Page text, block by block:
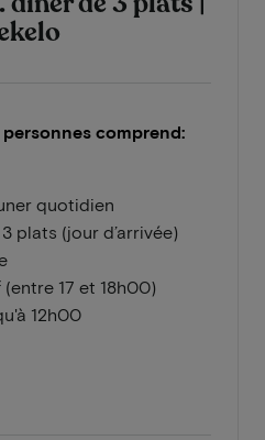
comprend:
quotidien
plats (jour d’arrivée)
17 et 18h00)
12h00